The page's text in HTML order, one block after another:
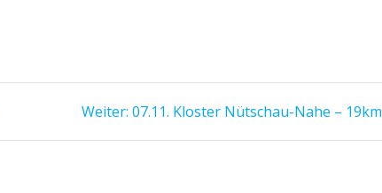
Weiter: Nächster
07.11. Kloster Nütschau-Nahe – 19km